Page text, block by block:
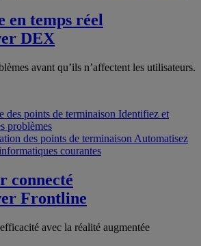
en temps réel
DEX
avant qu’ils n’affectent les utilisateurs.
des points de terminaison Identifiez et
problèmes
des points de terminaison Automatisez
courantes
connecté
Frontline
avec la réalité augmentée